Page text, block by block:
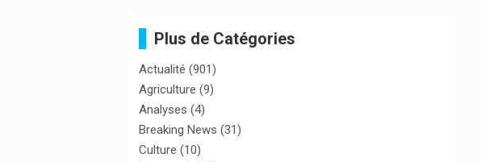
Plus de Catégories
Actualité (901)
Agriculture (9)
Analyses (4)
Breaking News (31)
Culture (10)